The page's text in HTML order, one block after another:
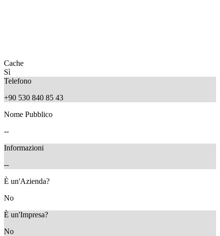
Cache
Sì
Telefono
+90 530 840 85 43
Nome Pubblico
--
Informazioni
--
È un'Azienda?
No
È un'Impresa?
No